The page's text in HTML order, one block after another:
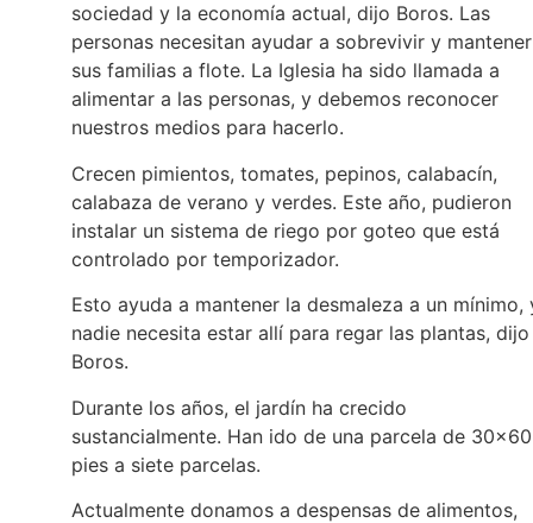
sociedad y la economía actual, dijo Boros. Las
personas necesitan ayudar a sobrevivir y
sus familias a flote. La Iglesia ha sido llamada a
alimentar a las personas, y debemos reconocer
nuestros medios para hacerlo.
Crecen pimientos, tomates, pepinos, calabacín,
calabaza de verano y verdes. Este año, pudieron
instalar un sistema de riego por goteo que está
controlado por temporizador.
Esto ayuda a mantener la desmaleza a un mínimo,
nadie necesita estar allí para regar las plantas, dijo
Boros.
Durante los años, el jardín ha crecido
sustancialmente. Han ido de una parcela de 30×60
pies a siete parcelas.
Actualmente donamos a despensas de alimentos,